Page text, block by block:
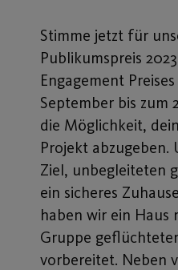
Stimme jetzt für
Publikumspreis
Engagement
September bis zum
die Möglichkeit,
Projekt abzugeben.
Ziel, unbegleiteten
ein sicheres
haben wir ein
Gruppe
vorbereitet. Neben